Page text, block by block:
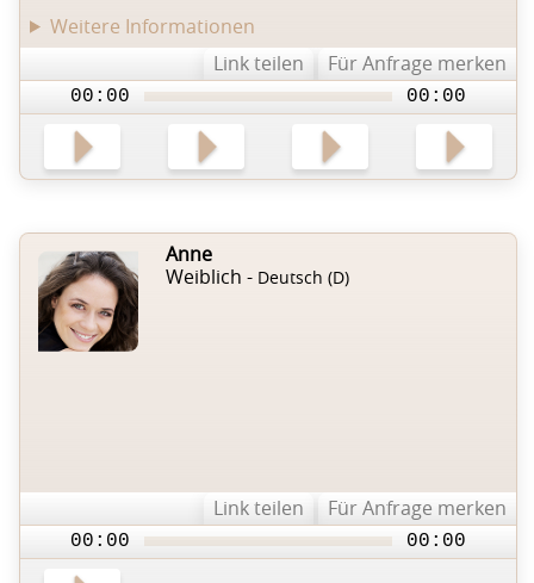
Weitere Informationen
Link teilen
Für Anfrage merken
00:00 00:00
Anne
Weiblich - Deutsch (D)
Link teilen Für Anfrage merken
00:00 00:00